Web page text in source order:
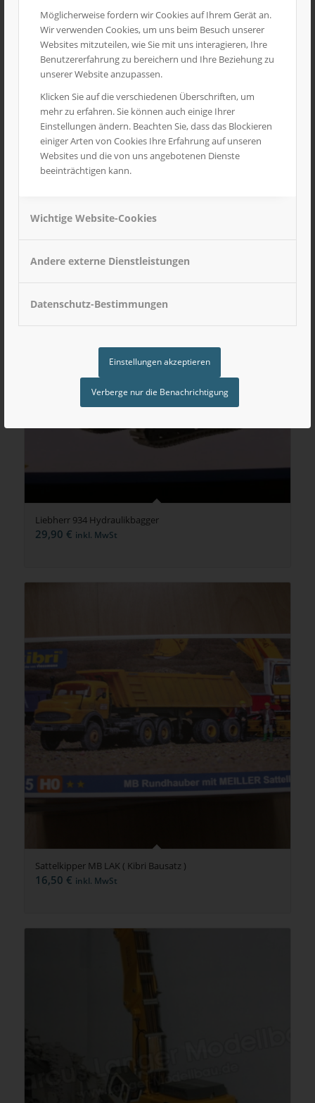
Möglicherweise fordern wir Cookies auf Ihrem Gerät an.
Wir verwenden Cookies, um uns beim Besuch unserer
Websites mitzuteilen, wie Sie mit uns interagieren, Ihre
Benutzererfahrung zu bereichern und Ihre Beziehung zu
unserer Website anzupassen.
Klicken Sie auf die verschiedenen Überschriften, um
mehr zu erfahren. Sie können auch einige Ihrer
Einstellungen ändern. Beachten Sie, dass das Blockieren
einiger Arten von Cookies Ihre Erfahrung auf unseren
Websites und die von uns angebotenen Dienste
beeinträchtigen kann.
Wichtige Website-Cookies
Andere externe Dienstleistungen
Datenschutz-Bestimmungen
Einstellungen akzeptieren
Verberge nur die Benachrichtigung
Rückeanhänger
Liebherr 934 Hydraulikbagger
29,90 € inkl. MwSt
Sattelkipper MB LAK ( Kibri Bausatz )
16,50 € inkl. MwSt